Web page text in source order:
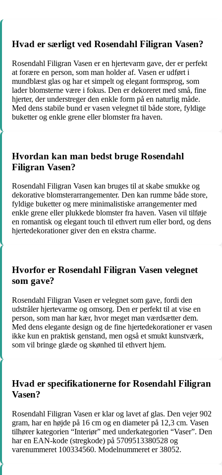
Hvad er særligt ved Rosendahl Filigran Vasen?
Rosendahl Filigran Vasen er en hjertevarm gave, der er perfekt
at forære en person, som man holder af. Vasen er udført i
mundblæst glas og har et simpelt og elegant formsprog, som
lader blomsterne være i fokus. Den er dekoreret med små, fine
hjerter, der understreger den enkle form på en naturlig måde.
Med dens stabile bund er vasen velegnet til både store, fyldige
buketter og enkle grene eller blomster fra haven.
Hvordan kan man bedst bruge Rosendahl
Filigran Vasen?
Rosendahl Filigran Vasen kan bruges til at skabe smukke og
dekorative blomsterarrangementer. Den kan rumme både store,
fyldige buketter og mere minimalistiske arrangementer med
enkle grene eller plukkede blomster fra haven. Vasen vil tilføje
en romantisk og elegant touch til ethvert rum eller bord, og dens
hjertedekorationer giver den en ekstra charme.
Hvorfor er Rosendahl Filigran Vasen velegnet
som gave?
Rosendahl Filigran Vasen er velegnet som gave, fordi den
udstråler hjertevarme og omsorg. Den er perfekt til at vise en
person, som man har kær, hvor meget man værdsætter dem.
Med dens elegante design og de fine hjertedekorationer er vasen
ikke kun en praktisk genstand, men også et smukt kunstværk,
som vil bringe glæde og skønhed til ethvert hjem.
Hvad er specifikationerne for Rosendahl Filigran
Vasen?
Rosendahl Filigran Vasen er klar og lavet af glas. Den vejer 902
gram, har en højde på 16 cm og en diameter på 12,3 cm. Vasen
tilhører kategorien “Interiør” med underkategorien “Vaser”. Den
har en EAN-kode (stregkode) på 5709513380528 og
varenummeret 100334560. Modelnummeret er 38052.